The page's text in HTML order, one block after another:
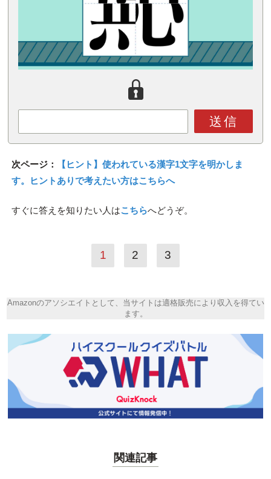
送信
次ページ：
【ヒント】使われている漢字1文字を明かしま
す。ヒントありで考えたい方はこちらへ
すぐに答えを知りたい人はこちらへどうぞ。
1 2 3
Amazonのアソシエイトとして、当サイトは適格販売により収入を得てい
ます。
関連記事